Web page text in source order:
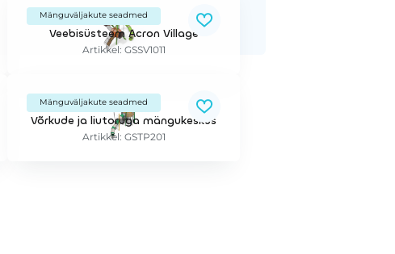
Mänguväljakute seadmed
Veebisüsteem Acron Village
Artikkel: GSSV1011
Mänguväljakute seadmed
Võrkude ja liutoruga mängukeskus
Artikkel: GSTP201